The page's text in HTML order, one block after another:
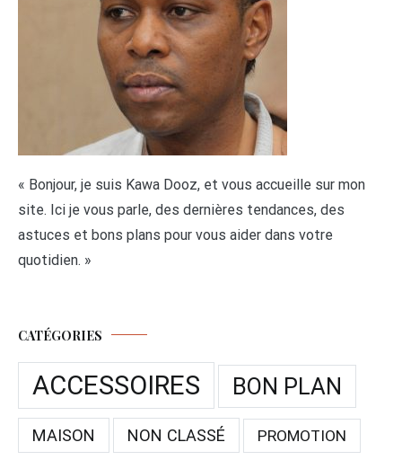
« Bonjour, je suis Kawa Dooz, et vous accueille sur mon
site. Ici je vous parle, des dernières tendances, des
astuces et bons plans pour vous aider dans votre
quotidien. »
CATÉGORIES
ACCESSOIRES BON PLAN
MAISON NON CLASSÉ PROMOTION